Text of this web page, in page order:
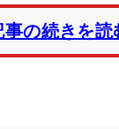
トップの座を
では2バーディ
た池村の優勝
事の続きを読